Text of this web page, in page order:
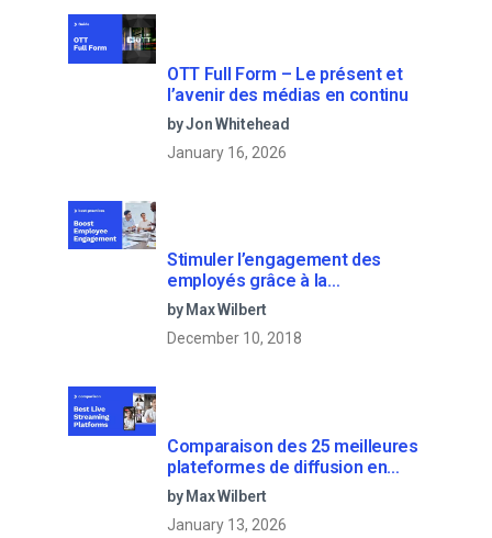
OTT Full Form – Le présent et
l’avenir des médias en continu
by Jon Whitehead
January 16, 2026
Stimuler l’engagement des
employés grâce à la
communication d’entreprise en
direct
by Max Wilbert
December 10, 2018
Comparaison des 25 meilleures
plateformes de diffusion en
direct en 2025
by Max Wilbert
January 13, 2026